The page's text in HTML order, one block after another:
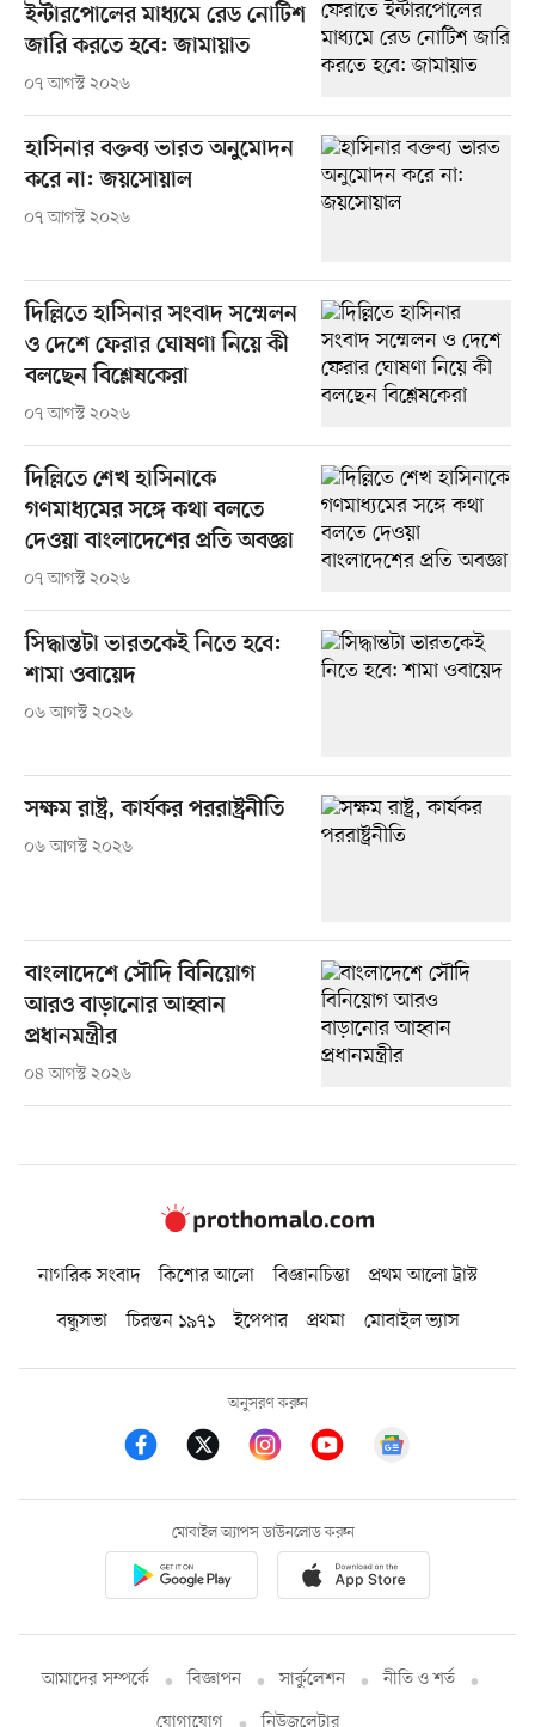
ইন্টারপোলের মাধ্যমে রেড নোটিশ
জারি করতে হবে: জামায়াত
০৭ আগস্ট ২০২৬
হাসিনার বক্তব্য ভারত অনুমোদন
করে না: জয়সোয়াল
০৭ আগস্ট ২০২৬
দিল্লিতে হাসিনার সংবাদ সম্মেলন
ও দেশে ফেরার ঘোষণা নিয়ে কী
বলছেন বিশ্লেষকেরা
০৭ আগস্ট ২০২৬
দিল্লিতে শেখ হাসিনাকে
গণমাধ্যমের সঙ্গে কথা বলতে
দেওয়া বাংলাদেশের প্রতি অবজ্ঞা
০৭ আগস্ট ২০২৬
সিদ্ধান্তটা ভারতকেই নিতে হবে:
শামা ওবায়েদ
০৬ আগস্ট ২০২৬
সক্ষম রাষ্ট্র, কার্যকর পররাষ্ট্রনীতি
০৬ আগস্ট ২০২৬
বাংলাদেশে সৌদি বিনিয়োগ
আরও বাড়ানোর আহ্বান
প্রধানমন্ত্রীর
০৪ আগস্ট ২০২৬
নাগরিক সংবাদ কিশোর আলো বিজ্ঞানচিন্তা
প্রথম আলো ট্রাস্ট
বন্ধুসভা
চিরন্তন ১৯৭১ ইপেপার প্রথমা মোবাইল ভ্যাস
অনুসরণ করুন
মোবাইল অ্যাপস ডাউনলোড করুন
আমাদের সম্পর্কে বিজ্ঞাপন সার্কুলেশন
নীতি ও শর্ত